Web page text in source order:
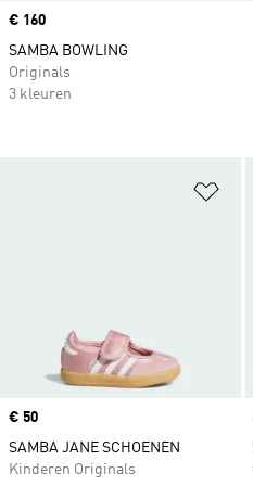
Price
€ 50
SAMBA JANE SCHOENEN
Kinderen Originals
Price
€ 160
SAMBA BOWLING
Originals
3 kleuren